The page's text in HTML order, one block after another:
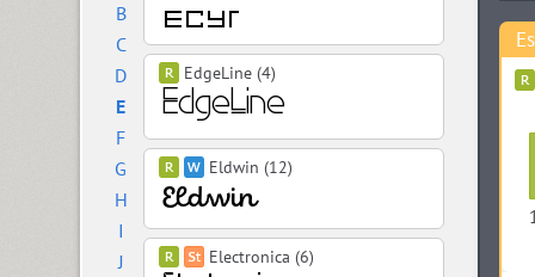
B
C
D
E
F
G
H
I
J
EdgeLine (4)
Eldwin (12)
Electronica (6)